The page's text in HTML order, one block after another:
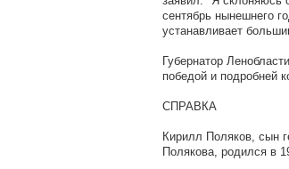
сентябрь нынешнего
устанавливает
Губернатор
победой и подробней
СПРАВКА
Кирилл Поляков, сын
Полякова, родился в